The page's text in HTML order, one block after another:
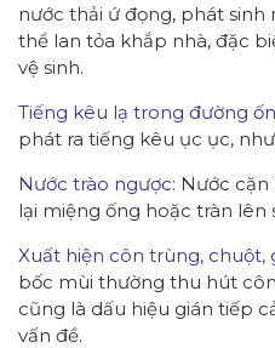
nước thải ứ đọng, phát sinh
thể lan tỏa khắp nhà, đặc
vệ sinh.
Tiếng kêu lạ trong đường
phát ra tiếng kêu ục ục,
Nước trào ngược: Nước cặn
lại miệng ống hoặc tràn lên
Xuất hiện côn trùng, chuột,
bốc mùi thường thu hút
cũng là dấu hiệu gián tiếp
vấn đề.